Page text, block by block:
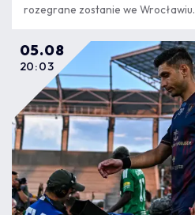
rozegrane zostanie we Wrocławiu.
05.08
20:03